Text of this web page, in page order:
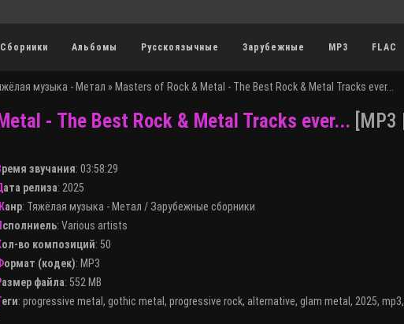
Сборники Альбомы Русскоязычные Зарубежные MP3 FLAC
музыка - Метал » Masters of Rock & Metal - The Best Rock & Metal Tracks ever...
- The Best Rock & Metal Tracks ever... [MP3 |
Время звучания: 03:58:29
Дата релиза: 2025
Жанр: Тяжёлая музыка - Метал / Зарубежные сборники
Исполниель: Various artists
Кол-во композиций: 50
Формат (кодек): MP3
Размер файла: 552 MB
Теги: progressive metal , gothic metal , progressive rock, alternative, glam metal , 2025, mp3,